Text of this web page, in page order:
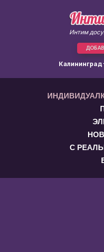
Интим
Калининград
С